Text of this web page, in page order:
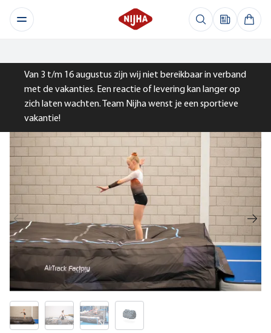
Van 3 t/m 16 augustus zijn wij niet bereikbaar in verband
met de vakanties. Een reactie of levering kan langer op
zich laten wachten. Team Nijha wenst je een sportieve
vakantie!